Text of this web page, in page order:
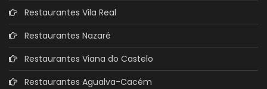
Restaurantes Vila Real
Restaurantes Nazaré
Restaurantes Viana do Castelo
Restaurantes Agualva-Cacém